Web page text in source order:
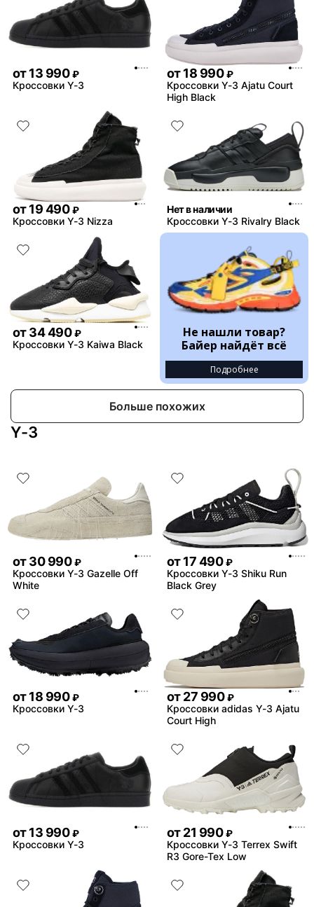
от13 990 ₽
Кроссовки Y-3
от18 990 ₽
Кроссовки Y-3 Ajatu Court
High Black
от19 490 ₽
Кроссовки Y-3 Nizza
Нет в наличии
Кроссовки Y-3 Rivalry Black
от34 490 ₽
Кроссовки Y-3 Kaiwa Black
Не нашли товар?
Байер найдёт всё
Подробнее
Больше похожих
Y-3
от30 990 ₽
Кроссовки Y-3 Gazelle Off
White
от17 490 ₽
Кроссовки Y-3 Shiku Run
Black Grey
от18 990 ₽
Кроссовки Y-3
от27 990 ₽
Кроссовки adidas Y-3 Ajatu
Court High
от13 990 ₽
Кроссовки Y-3
от21 990 ₽
Кроссовки Y-3 Terrex Swift
R3 Gore-Tex Low